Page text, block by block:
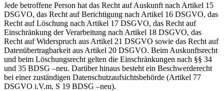
Jede betroffene Person hat das Recht auf Auskunft nach Artikel 15
DSGVO, das Recht auf Berichtigung nach Artikel 16 DSGVO, das
Recht auf Löschung nach Artikel 17 DSGVO, das Recht auf
Einschränkung der Verarbeitung nach Artikel 18 DSGVO, das
Recht auf Widerspruch aus Artikel 21 DSGVO sowie das Recht auf
Datenübertragbarkeit aus Artikel 20 DSGVO. Beim Auskunftsrecht
und beim Löschungsrecht gelten die Einschränkungen nach §§ 34
und 35 BDSG –neu. Darüber hinaus besteht ein Beschwerderecht
bei einer zuständigen Datenschutzaufsichtsbehörde (Artikel 77
DSGVO i.V.m. S 19 BDSG –neu).